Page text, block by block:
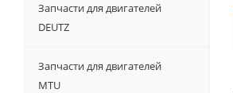
Запчасти для двигателей
DEUTZ
Запчасти для двигателей
MTU